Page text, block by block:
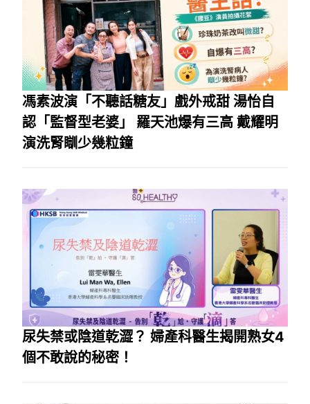
馮素波演「不聽話糖友」戲外戒甜 湯怡自
認「監督型老婆」 羅天池爆有三高 戴耀明
演洗腎瞓少幾粒鐘
尿失禁或陰道乾澀？ 婦產科醫生揭開熟女4
個不敢說的秘密！